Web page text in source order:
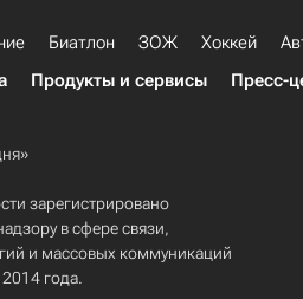
Биатлон ЗОЖ Хоккей
Продукты и сервисы Пресс-
зарегистрировано
в сфере связи,
и массовых коммуникаций
года.